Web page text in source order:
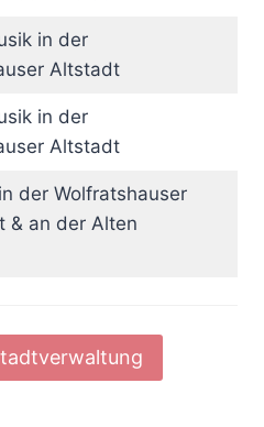
in der
Altstadt
in der
Altstadt
der Wolfratshauser
& an der Alten